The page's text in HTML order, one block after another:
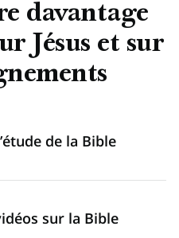
davantage
Jésus et sur
de la Bible
sur la Bible